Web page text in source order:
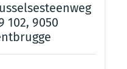
102, 9050